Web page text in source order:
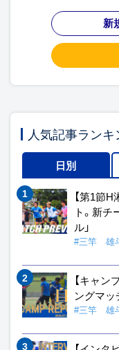
新
人気記事ランキ
日別
【第1節
ト。新
ル」
#三竿 雄
【キャ
ングマ
#三竿 雄